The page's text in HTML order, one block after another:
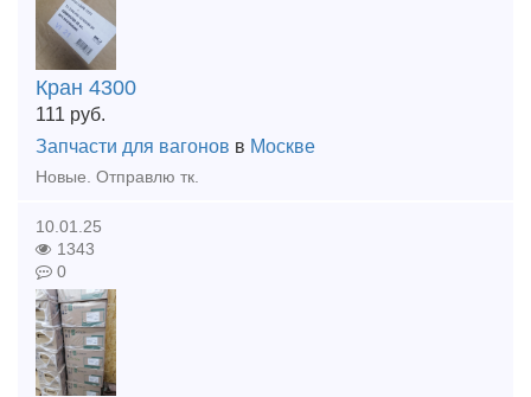
Кран 4300
111 руб.
Запчасти для вагонов в Москве
Новые. Отправлю тк.
10.01.25
1343
0